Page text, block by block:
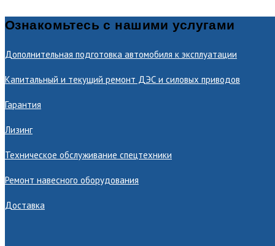
Ознакомьтесь с нашими услугами
Дополнительная подготовка автомобиля к эксплуатации
Капитальный и текущий ремонт ДЭС и силовых приводов
Гарантия
Лизинг
Техническое обслуживание спецтехники
Ремонт навесного оборудования
Доставка